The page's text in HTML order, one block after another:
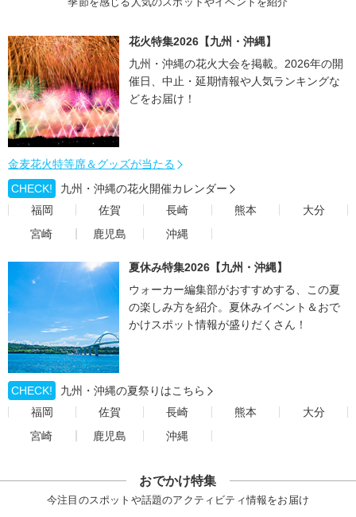
花火特集2026【九州・沖縄】
九州・沖縄の花火大会を掲載。2026年の開
催日、中止・延期情報や人気ランキングな
どをお届け！
金麦花火特等席＆グッズが当たる
CHECK!
九州・沖縄の花火開催カレンダー
福岡
佐賀 長崎 熊本
大分
宮崎
鹿児島 沖縄
夏休み特集2026【九州・沖縄】
ウォーカー編集部がおすすめする、この夏
の楽しみ方を紹介。夏休みイベント＆おで
かけスポット情報が盛りだくさん！
CHECK!
九州・沖縄の夏祭りはこちら
福岡
佐賀 長崎 熊本
大分
宮崎
鹿児島 沖縄
おでかけ特集
今注目のスポットや話題のアクティビティ情報をお届け